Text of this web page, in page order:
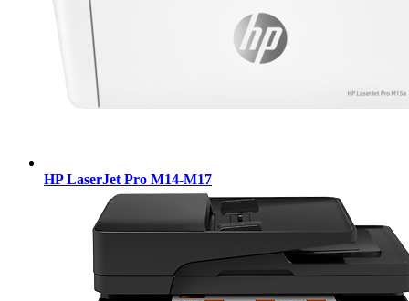
HP LaserJet Pro M14-M17